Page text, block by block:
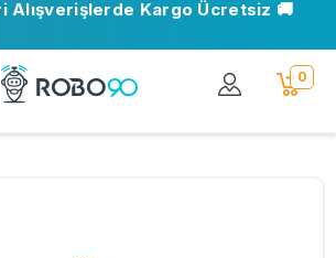
Alışverişlerde Kargo Ücretsiz 🚚
0